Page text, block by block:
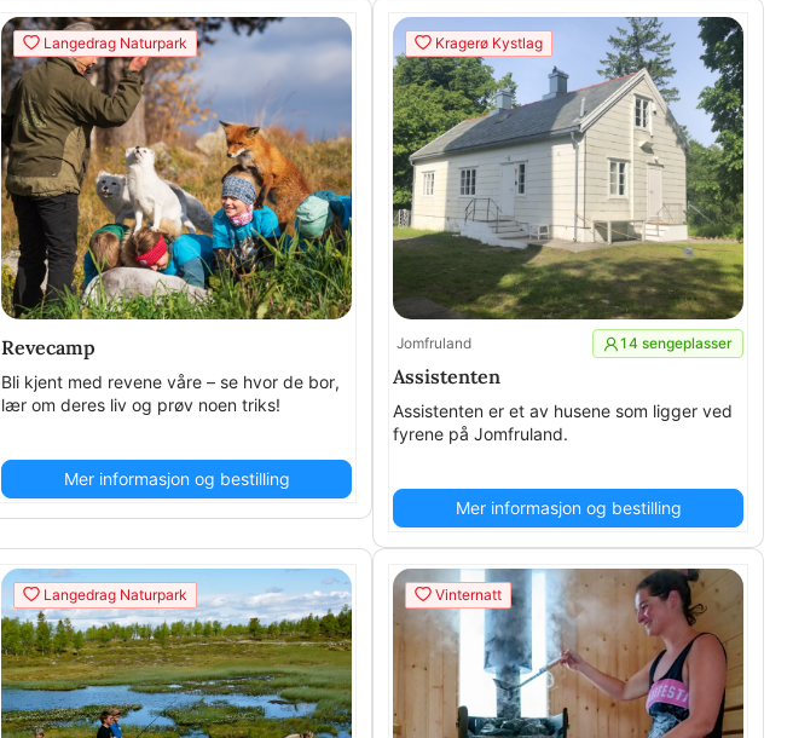
Langedrag Naturpark
Revecamp
Bli kjent med revene våre – se hvor de bor,
lær om deres liv og prøv noen triks!
Mer informasjon og bestilling
Kragerø Kystlag
Jomfruland 14 sengeplasser
Assistenten
Assistenten er et av husene som ligger ved
fyrene på Jomfruland.
Mer informasjon og bestilling
Langedrag Naturpark Vinternatt